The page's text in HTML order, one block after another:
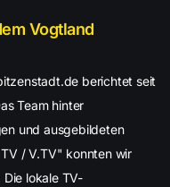
Vogtland
berichtet seit
Team hinter
und ausgebildeten
/ V.TV" konnten wir
lokale TV-